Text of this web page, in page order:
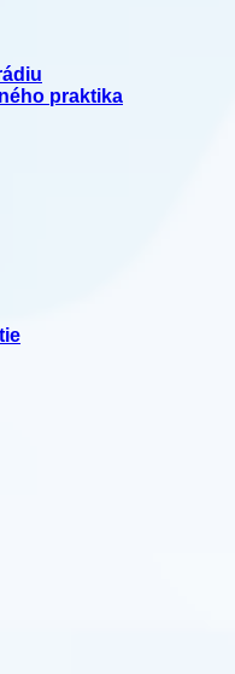
praktika